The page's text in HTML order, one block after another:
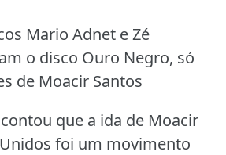
Mario Adnet e Zé
o disco Ouro Negro, só
de Moacir Santos
que a ida de Moacir
foi um movimento